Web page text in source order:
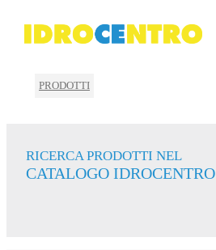
PRODOTTI
RICERCA PRODOTTI NEL
CATALOGO IDROCENTRO